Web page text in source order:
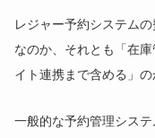
レジャー予約システム
なのか、それとも「在
イト連携まで含める」の
一般的な予約管理シス